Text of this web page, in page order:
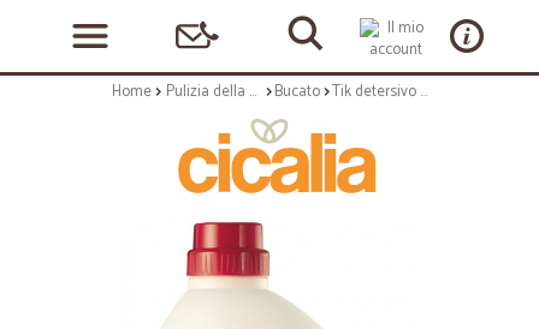
Home Pulizia della casa Bucato Tik detersivo marsiglia tanica - lt.5